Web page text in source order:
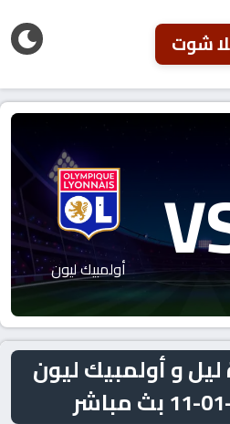
شوت
أولمبيك ليون
و أولمبيك ليون